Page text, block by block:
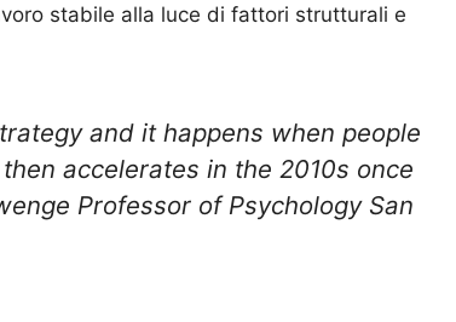
stabile alla luce di fattori strutturali e
and it happens when people
accelerates in the 2010s once
Professor of Psychology San